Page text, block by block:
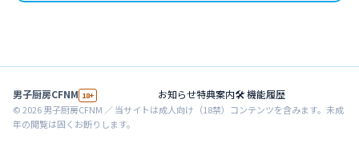
男子厨房CFNM 18+ お知らせ特典案内🛠 機能履歴
©2026男子厨房CFNM ／ 当サイトは成人向け（18禁）コンテンツを含みます。未成
年の閲覧は固くお断りします。